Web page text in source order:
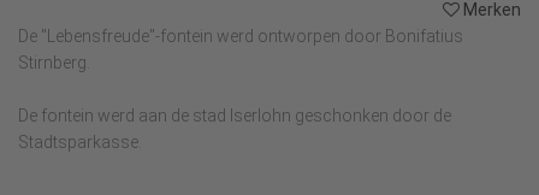
Merken
De "Lebensfreude"-fontein werd ontworpen door Bonifatius
Stirnberg.
De fontein werd aan de stad Iserlohn geschonken door de
Stadtsparkasse.